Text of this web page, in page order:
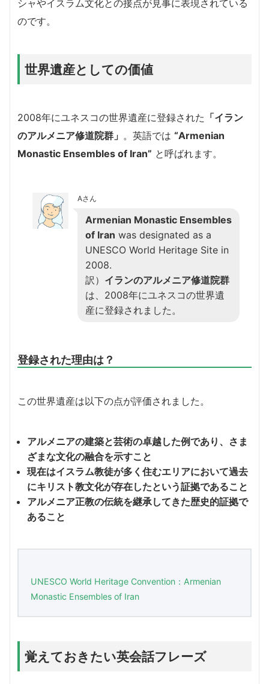
シャやイスラム文化との接点が見事に表現されている
のです。
世界遺産としての価値
2008年にユネスコの世界遺産に登録された 「イラン
のアルメニア修道院群」 。英語では “Armenian
Monastic Ensembles of Iran” と呼ばれます。
Aさん
Armenian Monastic Ensembles
of Iran was designated as a
UNESCO World Heritage Site in
2008.
訳） イランのアルメニア修道院群
は、2008年にユネスコの世界遺
産に登録されました。
登録された理由は？
この世界遺産は以下の点が評価されました。
アルメニアの建築と芸術の卓越した例であり、さま
ざまな文化の融合を示すこと
現在はイスラム教徒が多く住むエリアにおいて過去
にキリスト教文化が存在したという証拠であること
アルメニア正教の伝統を継承してきた歴史的証拠で
あること
UNESCO World Heritage Convention：Armenian
Monastic Ensembles of Iran
覚えておきたい英会話フレーズ